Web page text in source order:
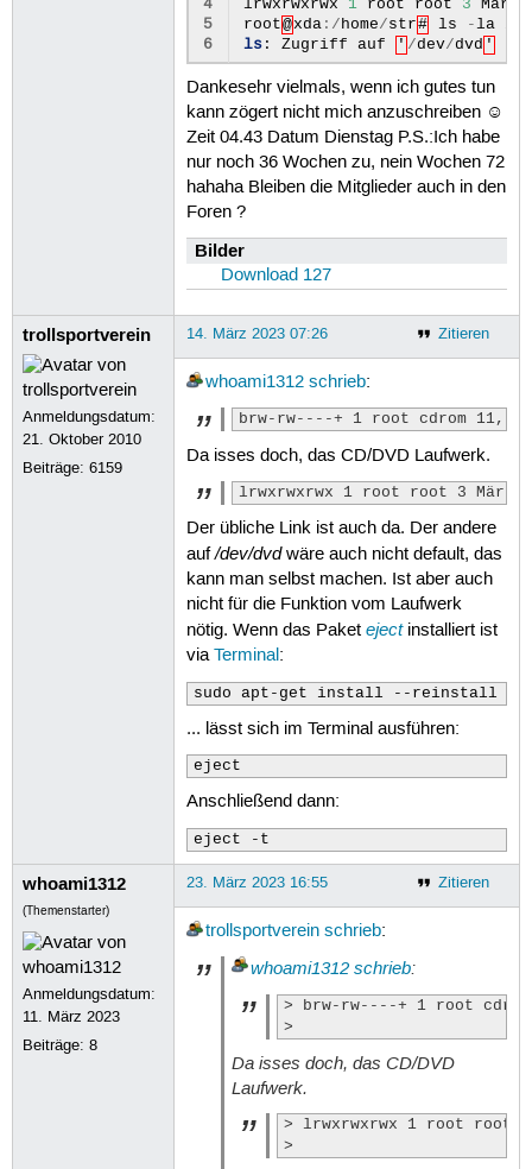
4
5
6
lrwxrwxrwx 1 root root 3 Mär
root@xda :/home/str# ls -la
ls : Zugriff auf ' /dev/dvd '
Dankesehr vielmals, wenn ich gutes tun
kann zögert nicht mich anzuschreiben ☺
Zeit 04.43 Datum Dienstag P.S.:Ich habe
nur noch 36 Wochen zu, nein Wochen 72
hahaha Bleiben die Mitglieder auch in den
Foren ?
Bilder
Download 127
trollsportverein
Anmeldungsdatum:
21. Oktober 2010
Beiträge:6159
Zitieren
14. März 2023 07:26
whoami1312 schrieb:
brw-rw----+ 1 root cdrom 11, 0
Da isses doch, das CD/DVD Laufwerk.
lrwxrwxrwx 1 root root 3 Mär
Der übliche Link ist auch da. Der andere
auf/dev/dvdwäre auch nicht default, das
kann man selbst machen. Ist aber auch
nicht für die Funktion vom Laufwerk
nötig. Wenn das Paket ejectinstalliert ist
viaTerminal:
sudo apt-get install --reinstall
... lässt sich im Terminal ausführen:
eject
Anschließend dann:
eject -t
whoami1312
(Themenstarter)
Anmeldungsdatum:
11. März 2023
Beiträge:8
Zitieren
23. März 2023 16:55
trollsportverein schrieb:
whoami1312 schrieb:
> brw-rw----+ 1 root
>
Da isses doch, das CD/DVD
Laufwerk.
> lrwxrwxrwx 1 root root
>